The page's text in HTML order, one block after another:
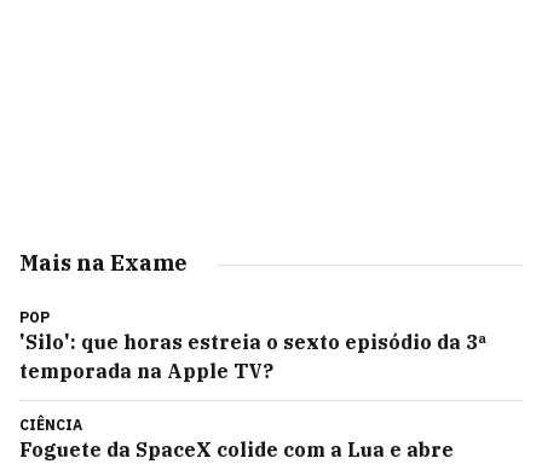
Mais na Exame
POP
'Silo': que horas estreia o sexto episódio da 3ª
temporada na Apple TV?
CIÊNCIA
Foguete da SpaceX colide com a Lua e abre